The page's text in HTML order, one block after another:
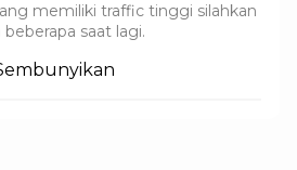
memiliki traffic tinggi silahkan
beberapa saat lagi.